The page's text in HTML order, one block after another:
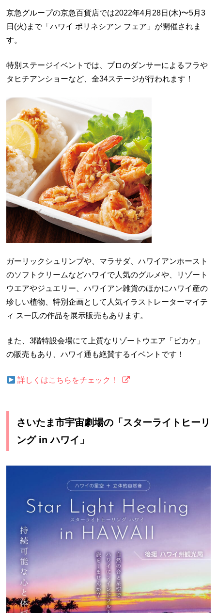
京急グループの京急百貨店では2022年4月28日(木)〜5月3
日(火)まで「ハワイ ポリネシアン フェア」が開催されま
す。
特別ステージイベントでは、プロのダンサーによるフラや
タヒチアンショーなど、全34ステージが行われます！
ガーリックシュリンプや、マラサダ、ハワイアンホースト
のソフトクリームなどハワイで人気のグルメや、
リゾート
ウエアやジュエリー、ハワイアン雑貨のほかにハワイ産の
珍しい植物 、特別企画として人気イラストレーターマイテ
ィ スー氏の作品を展示販売もあります。
また、3階特設会場にて上質なリゾートウエア「ピカケ」
の販売もあり、ハワイ通も絶賛するイベントです！
詳しくはこちらをチェック！
さいたま市宇宙劇場の「スターライトヒーリ
ング in ハワイ」